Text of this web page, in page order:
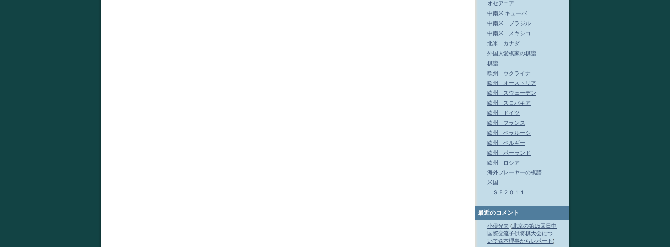
オセアニア
中南米 キューバ
中南米 ブラジル
中南米 メキシコ
北米 カナダ
外国人愛棋家の棋譜
棋譜
欧州 ウクライナ
欧州 オーストリア
欧州 スウェーデン
欧州 スロバキア
欧州 ドイツ
欧州 フランス
欧州 ベラルーシ
欧州 ベルギー
欧州 ポーランド
欧州 ロシア
海外プレーヤーの棋譜
米国
ＩＳＦ２０１１
最近のコメント
小俣光夫 (北京の第15回日中
国際交流子供将棋大会につ
いて森本理事からレポート )